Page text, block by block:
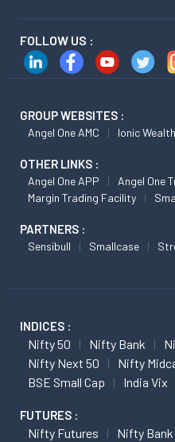
FOLLOW US :
GROUP WEBSITES :
Angel One AMC Ionic Wealth
OTHER LINKS :
Angel One APP Angel One
Margin Trading Facility
PARTNERS :
Sensibull Smallcase
INDICES :
Nifty 50 Nifty Bank
Nifty Next 50
Nifty
BSE Small Cap
India Vix
FUTURES :
Nifty Futures
Nifty